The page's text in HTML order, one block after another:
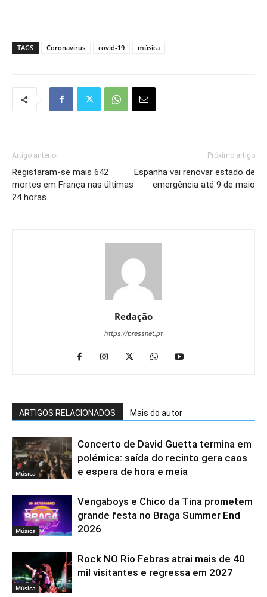
TAGS Coronavirus covid-19 música
Artigo anterior
Registaram-se mais 642
mortes em França nas últimas
24 horas.
Próximo artigo
Espanha vai renovar estado de
emergência até 9 de maio
Redação
https://pressnet.pt
ARTIGOS RELACIONADOS Mais do autor
Música
Concerto de David Guetta termina em
polémica: saída do recinto gera caos
e espera de hora e meia
Música
Vengaboys e Chico da Tina prometem
grande festa no Braga Summer End
2026
Música
Rock NO Rio Febras atrai mais de 40
mil visitantes e regressa em 2027